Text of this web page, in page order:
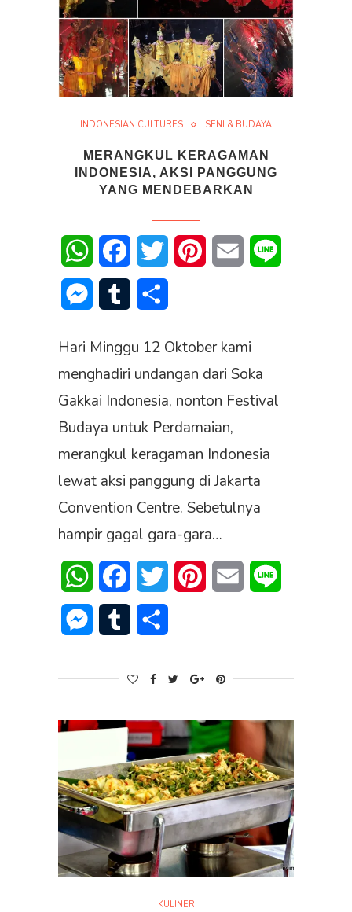
INDONESIAN CULTURES SENI & BUDAYA
MERANGKUL KERAGAMAN
INDONESIA, AKSI PANGGUNG
YANG MENDEBARKAN
WhatsAppFacebookTwitter PinterestEmail
Messenger
Tumblr
Hari Minggu 12 Oktober kami
menghadiri undangan dari Soka
Gakkai Indonesia, nonton Festival
Budaya untuk Perdamaian,
merangkul keragaman Indonesia
lewat aksi panggung di Jakarta
Convention Centre. Sebetulnya
hampir gagal gara-gara…
WhatsAppFacebookTwitter PinterestEmail
Messenger
Tumblr
KULINER